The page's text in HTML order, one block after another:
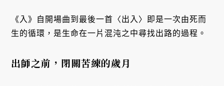
《入》自開場曲到最後一首〈出入〉即是一次由死而
生的循環，是生命在一片混沌之中尋找出路的過程。
出師之前，閉關苦練的歲月